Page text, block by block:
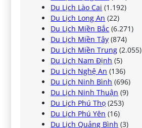
Du Lịch Lào Cai (1.192)
Du Lịch Long An (22)
Du Lịch Miền Bắc (6.271)
Du Lịch Miền Tây (874)
Du Lịch Miền Trung (2.055)
Du Lịch Nam Định (5)
Du Lịch Nghệ An (136)
Du Lịch Ninh Bình (696)
Du Lịch Ninh Thuận (9)
Du Lịch Phú Thọ (253)
Du Lịch Phú Yên (16)
Du Lịch Quảng Bình (3)